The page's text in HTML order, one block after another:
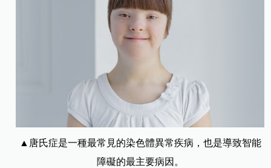
▲唐氏症是一種最常見的染色體異常疾病，也是導致智能
障礙的最主要病因。